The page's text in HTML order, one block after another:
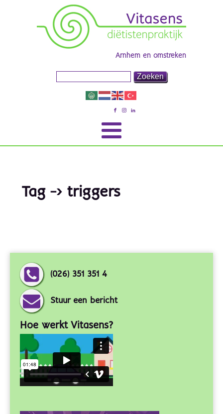
Arnhem en omstreken
Tag -> triggers
(026) 351 351 4
Stuur een bericht
Hoe werkt Vitasens?